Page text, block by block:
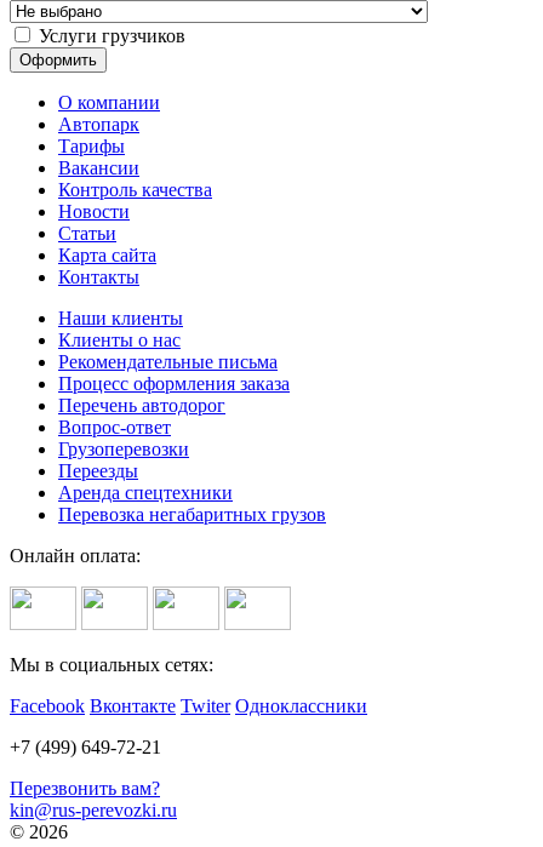
Услуги грузчиков
О компании
Автопарк
Тарифы
Вакансии
Контроль качества
Новости
Статьи
Карта сайта
Контакты
Наши клиенты
Клиенты о нас
Рекомендательные письма
Процесс оформления заказа
Перечень автодорог
Вопрос-ответ
Грузоперевозки
Переезды
Аренда спецтехники
Перевозка негабаритных грузов
Онлайн оплата:
Мы в социальных сетях:
Facebook Вконтакте Twiter Одноклассники
+7 (499) 649-72-21
Перезвонить вам?
kin@rus-perevozki.ru
© 2026